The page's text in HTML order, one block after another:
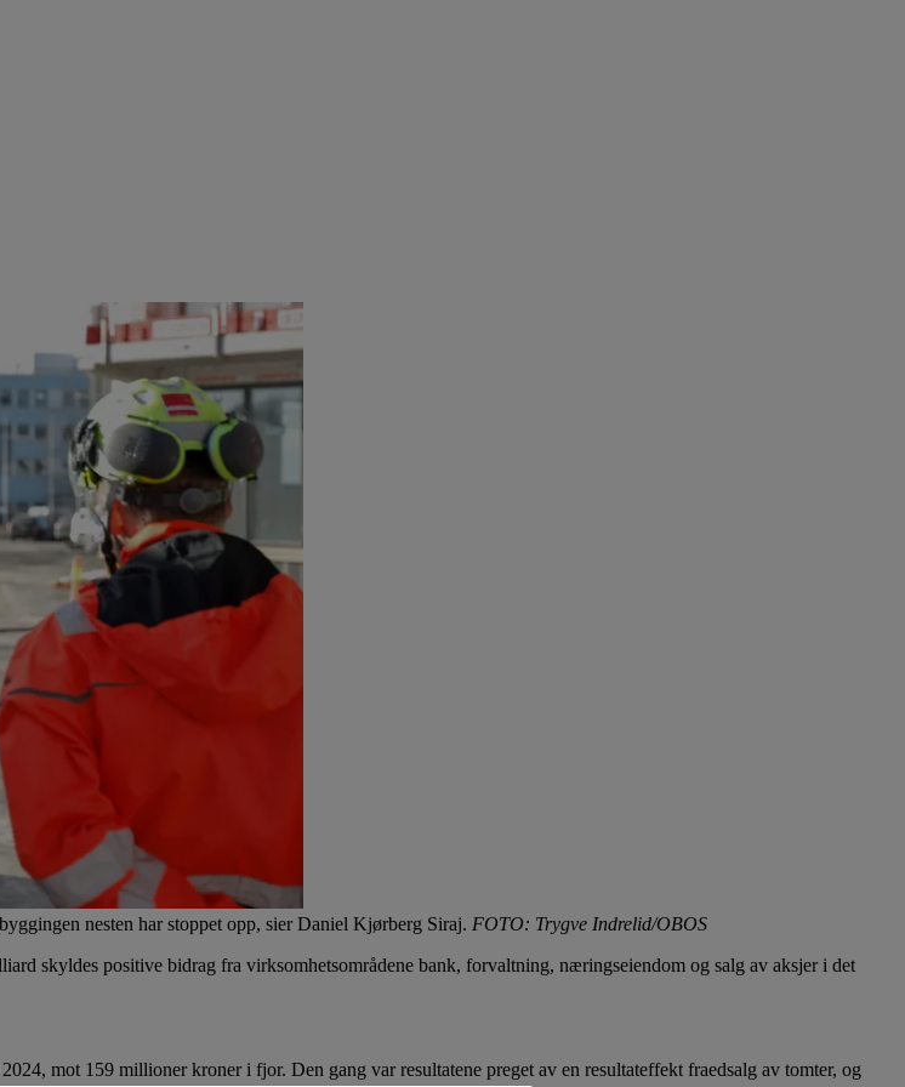
nesten har stoppet opp, sier Daniel Kjørberg Siraj. FOTO: Trygve Indrelid/OBOS
skyldes positive bidrag fra virksomhetsområdene bank, forvaltning, næringseiendom og salg av aksjer i det
mot 159 millioner kroner i fjor. Den gang var resultatene preget av en resultateffekt fraedsalg av tomter, og